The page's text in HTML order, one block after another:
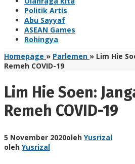
Politik Artis
Abu Sayyaf
ASEAN Games
Rohingya
Homepage » Parlemen » Lim Hie
Remeh COVID-19
Lim Hie Soen:
Remeh COVID-19
5 November 2020oleh Yusrizal
oleh Yusrizal